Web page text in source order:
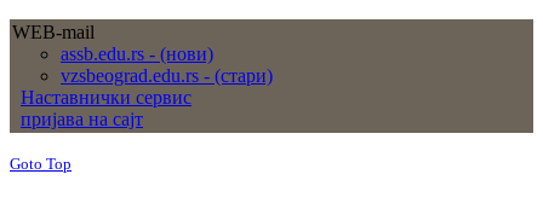
WEB-mail
assb.edu.rs - (нови)
vzsbeograd.edu.rs - (стари)
Наставнички сервис
пријава на сајт
Goto Top